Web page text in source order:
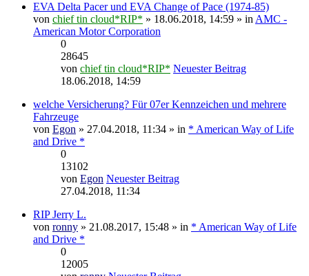
EVA Delta Pacer und EVA Change of Pace (1974-85)
von chief tin cloud*RIP* » 18.06.2018, 14:59 » in AMC -
American Motor Corporation
0
28645
von chief tin cloud*RIP* Neuester Beitrag
18.06.2018, 14:59
welche Versicherung? Für 07er Kennzeichen und mehrere
Fahrzeuge
von Egon » 27.04.2018, 11:34 » in * American Way of Life
and Drive *
0
13102
von Egon Neuester Beitrag
27.04.2018, 11:34
RIP Jerry L.
von ronny » 21.08.2017, 15:48 » in * American Way of Life
and Drive *
0
12005